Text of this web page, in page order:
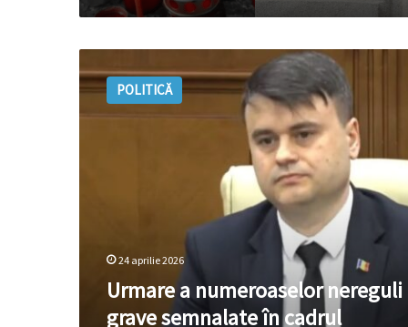
a
numeroaselor
nereguli
Nostru
solicită
POLITICĂ
24 aprilie 2026
Urmare a numeroaselor nereguli
grave semnalate în cadrul